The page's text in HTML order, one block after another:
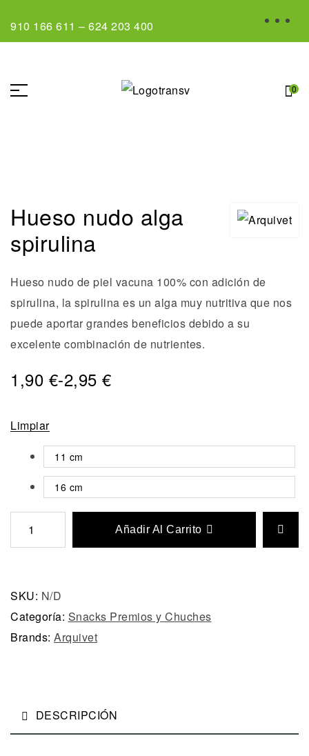
910 166 611 – 624 203 400
0
Hueso nudo alga
spirulina
Hueso nudo de piel vacuna 100% con adición de
spirulina, la spirulina es un alga muy nutritiva que nos
puede aportar grandes beneficios debido a su
excelente combinación de nutrientes.
1,90 €-2,95 €
Limpiar
11 cm
16 cm
Añadir Al Carrito
SKU: N/D
Categoría: Snacks Premios y Chuches
Brands: Arquivet
DESCRIPCIÓN